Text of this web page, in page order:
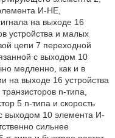
И-НЕ,
на выходе 16
устройства и малых
цепи 7 переходной
с выходом 10
медленно, как и в
на выходе 16 устройства
n-типа,
5 n-типа и скорость
выходом 10 элемента И-
сильнее